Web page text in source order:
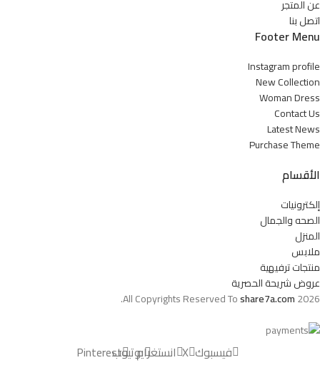
عن المتجر
اتصل بنا
Footer Menu
Instagram profile
New Collection
Woman Dress
Contact Us
Latest News
Purchase Theme
الأقسام
إلكترونيات
الصحه والجمال
المنزل
ملابس
منتجات ترفيهية
عروض شريحة الحصرية
All Copyrights Reserved Toshare7a.com2026.
فيسبوك X انستغراميوتيوبPinterest